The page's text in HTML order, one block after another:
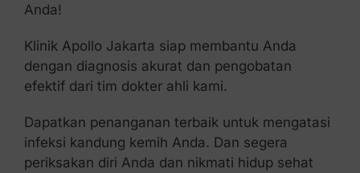
Anda!
Klinik Apollo Jakarta siap membantu Anda
dengan diagnosis akurat dan pengobatan
efektif dari tim dokter ahli kami.
Dapatkan penanganan terbaik untuk mengatasi
infeksi kandung kemih Anda. Dan segera
periksakan diri Anda dan nikmati hidup sehat